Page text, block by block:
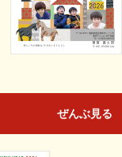
ぜんぶ見る